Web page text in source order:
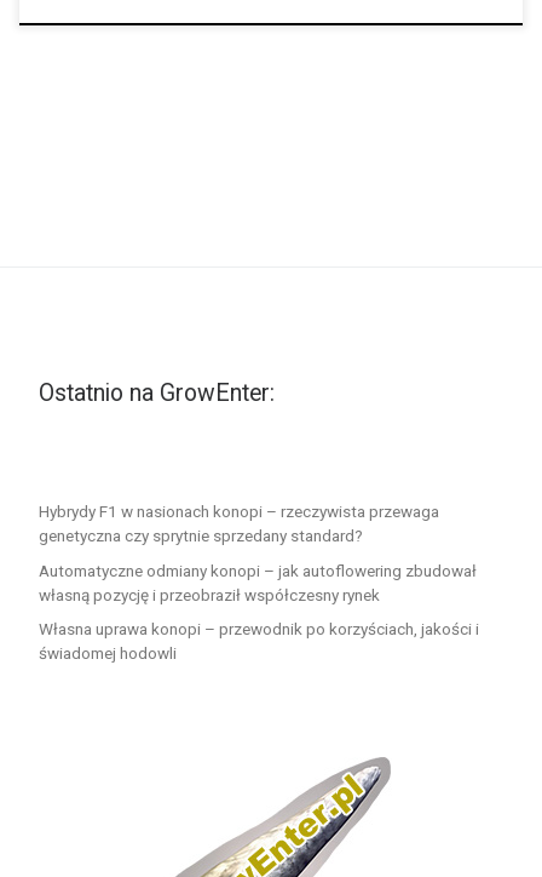
Ostatnio na GrowEnter:
Hybrydy F1 w nasionach konopi – rzeczywista przewaga
genetyczna czy sprytnie sprzedany standard?
Automatyczne odmiany konopi – jak autoflowering zbudował
własną pozycję i przeobraził współczesny rynek
Własna uprawa konopi – przewodnik po korzyściach, jakości i
świadomej hodowli